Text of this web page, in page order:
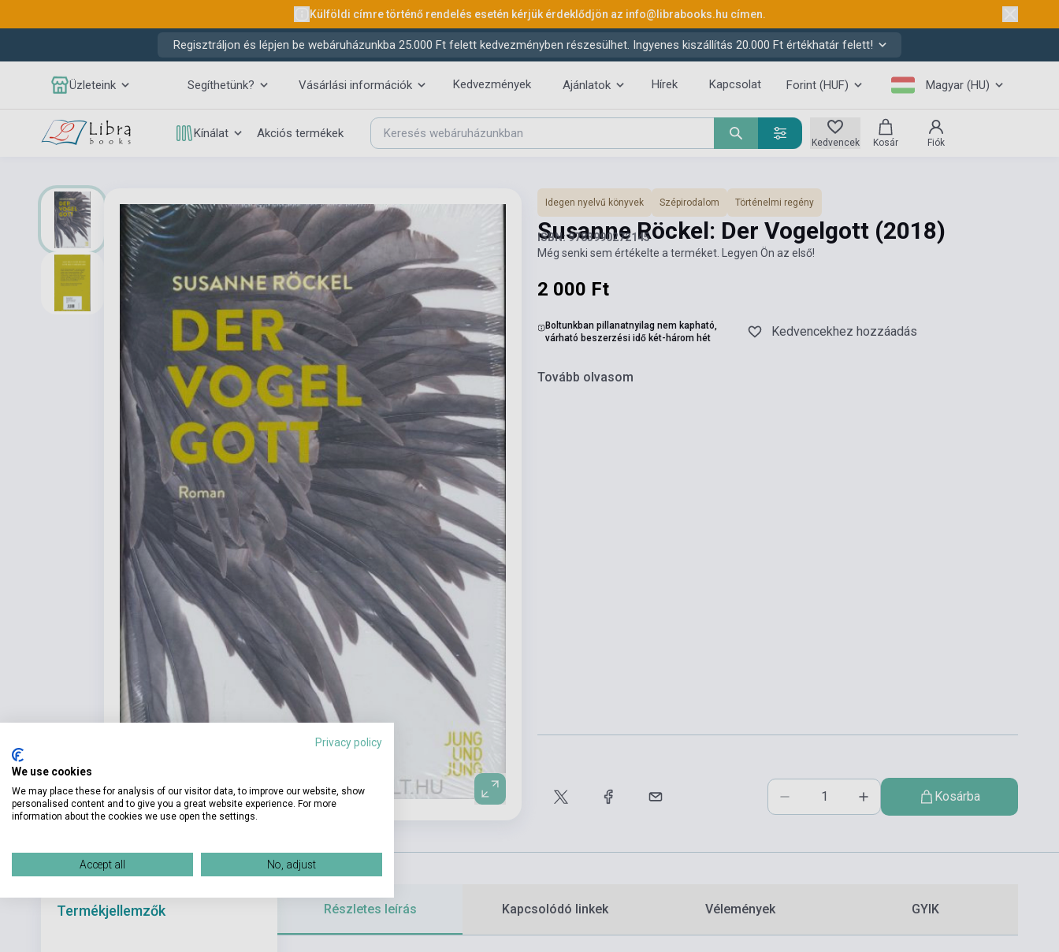
Külföldi címre történő rendelés esetén kérjük érdeklődjön az info@librabooks.hu címen.
Regisztráljon és lépjen be webáruházunkba 25.000 Ft felett kedvezményben részesülhet. Ingyenes kiszállítás 20.000 Ft értékhatár felett!
Üzleteink Segíthetünk? Vásárlási információk Kedvezmények Ajánlatok Hírek Kapcsolat Forint (HUF) Magyar (HU)
Kínálat Akciós termékek
Kedvencek Kosár Fiók
Idegen nyelvű könyvek Szépirodalom Történelmi regény
Susanne Röckel: Der Vogelgott (2018)
ISBN: 9783990272145
Még senki sem értékelte a terméket. Legyen Ön az első!
2 000 Ft
Boltunkban pillanatnyilag nem kapható,
várható beszerzési idő két-három hét
Kedvencekhez hozzáadás
Tovább olvasom
Kosárba
Termékjellemzők Részletes leírás Kapcsolódó linkek Vélemények GYIK
Privacy policy
We use cookies
We may place these for analysis of our visitor data, to improve our website, show
personalised content and to give you a great website experience. For more
information about the cookies we use open the settings.
Accept all No, adjust